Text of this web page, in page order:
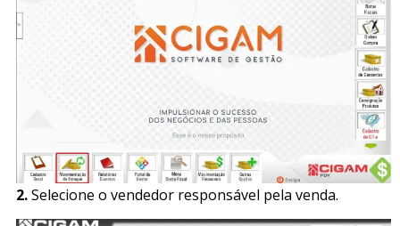
2.Selecione o vendedor responsável pela venda.